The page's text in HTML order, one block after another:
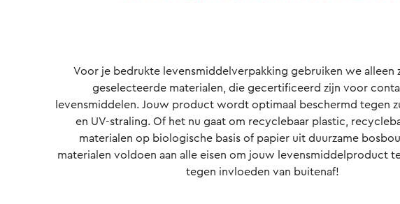
Voor je bedrukte levensmiddelverpakking gebruiken we alleen
geselecteerde materialen, die gecertificeerd zijn voor
levensmiddelen. Jouw product wordt optimaal beschermd tegen
en UV-straling. Of het nu gaat om recyclebaar plastic,
materialen op biologische basis of papier uit duurzame
materialen voldoen aan alle eisen om jouw levensmiddelproduct
tegen invloeden van buitenaf!